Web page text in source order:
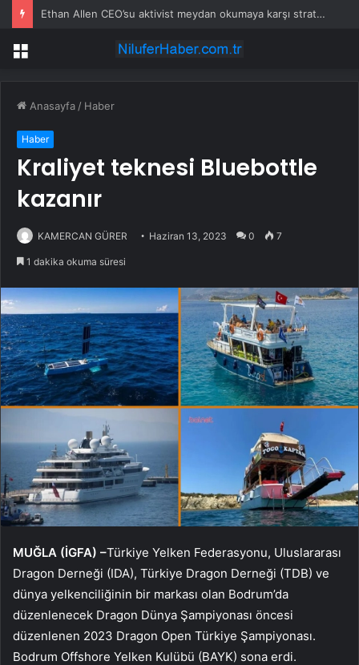
Ethan Allen CEO’su aktivist meydan okumaya karşı stratejiyi savundu
Menü
Anasayfa / Haber
Haber
Kraliyet teknesi Bluebottle
kazanır
KAMERCAN GÜRER Haziran 13, 2023 0 7
1 dakika okuma süresi
MUĞLA (İGFA) –Türkiye Yelken Federasyonu, Uluslararası
Dragon Derneği (IDA), Türkiye Dragon Derneği (TDB) ve
dünya yelkenciliğinin bir markası olan Bodrum’da
düzenlenecek Dragon Dünya Şampiyonası öncesi
düzenlenen 2023 Dragon Open Türkiye Şampiyonası.
Bodrum Offshore Yelken Kulübü (BAYK) sona erdi.